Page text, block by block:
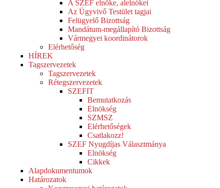
A SZEF elnöke, alelnökei
Az Ügyvivő Testület tagjai
Felügyelő Bizottság
Mandátum-megállapító Bizottság
Vármegyei koordinátorok
Elérhetőség
HÍREK
Tagszervezetek
Tagszervezetek
Rétegszervezetek
SZEFIT
Bemutatkozás
Elnökség
SZMSZ
Elérhetőségek
Csatlakozz!
SZEF Nyugdíjas Választmánya
Elnökség
Cikkek
Alapdokumentumok
Határozatok